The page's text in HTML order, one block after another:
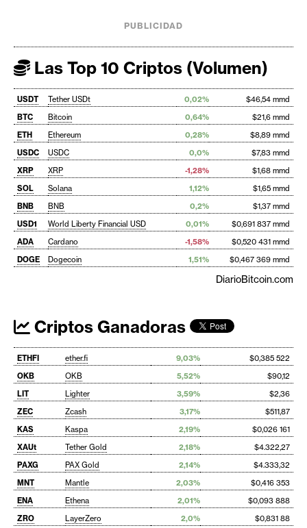
PUBLICIDAD
Las Top 10 Criptos (Volumen)
USDT Tether USDt 0,02%
$46,54 mmd
BTC
Bitcoin 0,64%
$21,6 mmd
ETH
Ethereum 0,28%
$8,89 mmd
USDC
USDC 0,0%
$7,83 mmd
XRP
XRP -1,28%
$1,68 mmd
SOL
Solana 1,12%
$1,65 mmd
BNB
BNB 0,2%
$1,37 mmd
USD1
World Liberty Financial USD 0,01%
$0,691 837 mmd
ADA
Cardano -1,58%
$0,520 431 mmd
DOGE
Dogecoin 1,51% $0,467 369 mmd
DiarioBitcoin.com
Criptos Ganadoras
ETHFI ether.fi 9,03%
$0,385 522
OKB
OKB 5,52%
$90,12
LIT
Lighter 3,59%
$2,36
ZEC
Zcash 3,17%
$511,87
KAS
Kaspa 2,19%
$0,026 161
XAUt
Tether Gold 2,18%
$4.322,27
PAXG
PAX Gold 2,14%
$4.333,32
MNT
Mantle 2,03%
$0,416 353
ENA
Ethena 2,01%
$0,093 888
ZRO
LayerZero 2,0% $0,831 88